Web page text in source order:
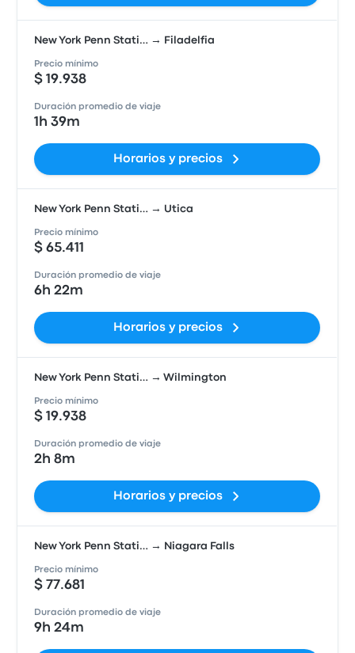
New York Penn Stati… → Filadelfia
Precio mínimo
$ 19.938
Duración promedio de viaje
1h 39m
Horarios y precios
New York Penn Stati… → Utica
Precio mínimo
$ 65.411
Duración promedio de viaje
6h 22m
Horarios y precios
New York Penn Stati… → Wilmington
Precio mínimo
$ 19.938
Duración promedio de viaje
2h 8m
Horarios y precios
New York Penn Stati… → Niagara Falls
Precio mínimo
$ 77.681
Duración promedio de viaje
9h 24m